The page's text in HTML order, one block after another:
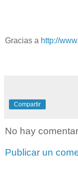
Gracias a http://
Compartir
No hay
Publicar un